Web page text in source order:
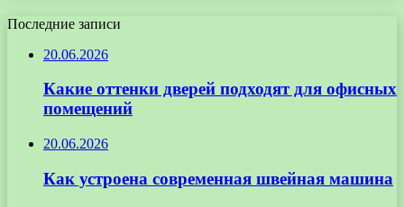
Последние записи
20.06.2026
Какие оттенки дверей подходят для офисных
помещений
20.06.2026
Как устроена современная швейная машина